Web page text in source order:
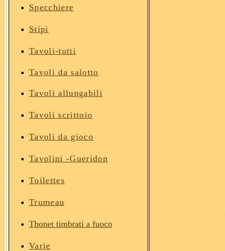
Specchiere
Stipi
Tavoli-tutti
Tavoli da salotto
Tavoli allungabili
Tavoli scrittoio
Tavoli da gioco
Tavolini -Gueridon
Toilettes
Trumeau
Thonet timbrati a fuoco
Varie